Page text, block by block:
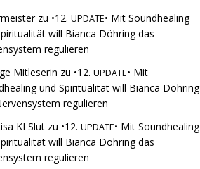
zu •12. UPDATE• Mit Soundhealing
will Bianca Döhring das
regulieren
Mitleserin zu •12. UPDATE• Mit
und Spiritualität will Bianca Döhring
regulieren
KI Slutzu •12. UPDATE• Mit Soundhealing
will Bianca Döhring das
regulieren